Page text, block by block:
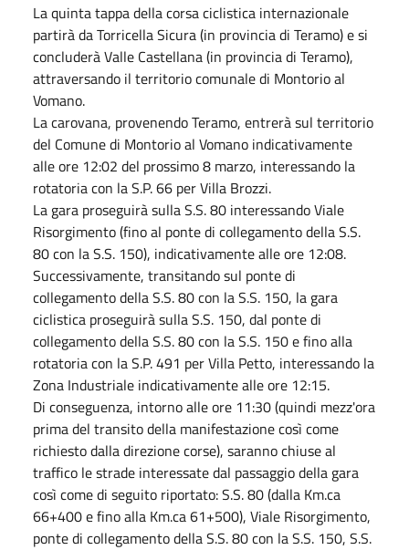
La quinta tappa della corsa ciclistica internazionale
partirà da Torricella Sicura (in provincia di Teramo) e si
concluderà Valle Castellana (in provincia di Teramo),
attraversando il territorio comunale di Montorio al
Vomano.
La carovana, provenendo Teramo, entrerà sul territorio
del Comune di Montorio al Vomano indicativamente
alle ore 12:02 del prossimo 8 marzo, interessando la
rotatoria con la S.P. 66 per Villa Brozzi.
La gara proseguirà sulla S.S. 80 interessando Viale
Risorgimento (fino al ponte di collegamento della S.S.
80 con la S.S. 150), indicativamente alle ore 12:08.
Successivamente, transitando sul ponte di
collegamento della S.S. 80 con la S.S. 150, la gara
ciclistica proseguirà sulla S.S. 150, dal ponte di
collegamento della S.S. 80 con la S.S. 150 e fino alla
rotatoria con la S.P. 491 per Villa Petto, interessando la
Zona Industriale indicativamente alle ore 12:15.
Di conseguenza, intorno alle ore 11:30 (quindi mezz'ora
prima del transito della manifestazione così come
richiesto dalla direzione corse), saranno chiuse al
traffico le strade interessate dal passaggio della gara
così come di seguito riportato: S.S. 80 (dalla Km.ca
66+400 e fino alla Km.ca 61+500), Viale Risorgimento,
ponte di collegamento della S.S. 80 con la S.S. 150, S.S.